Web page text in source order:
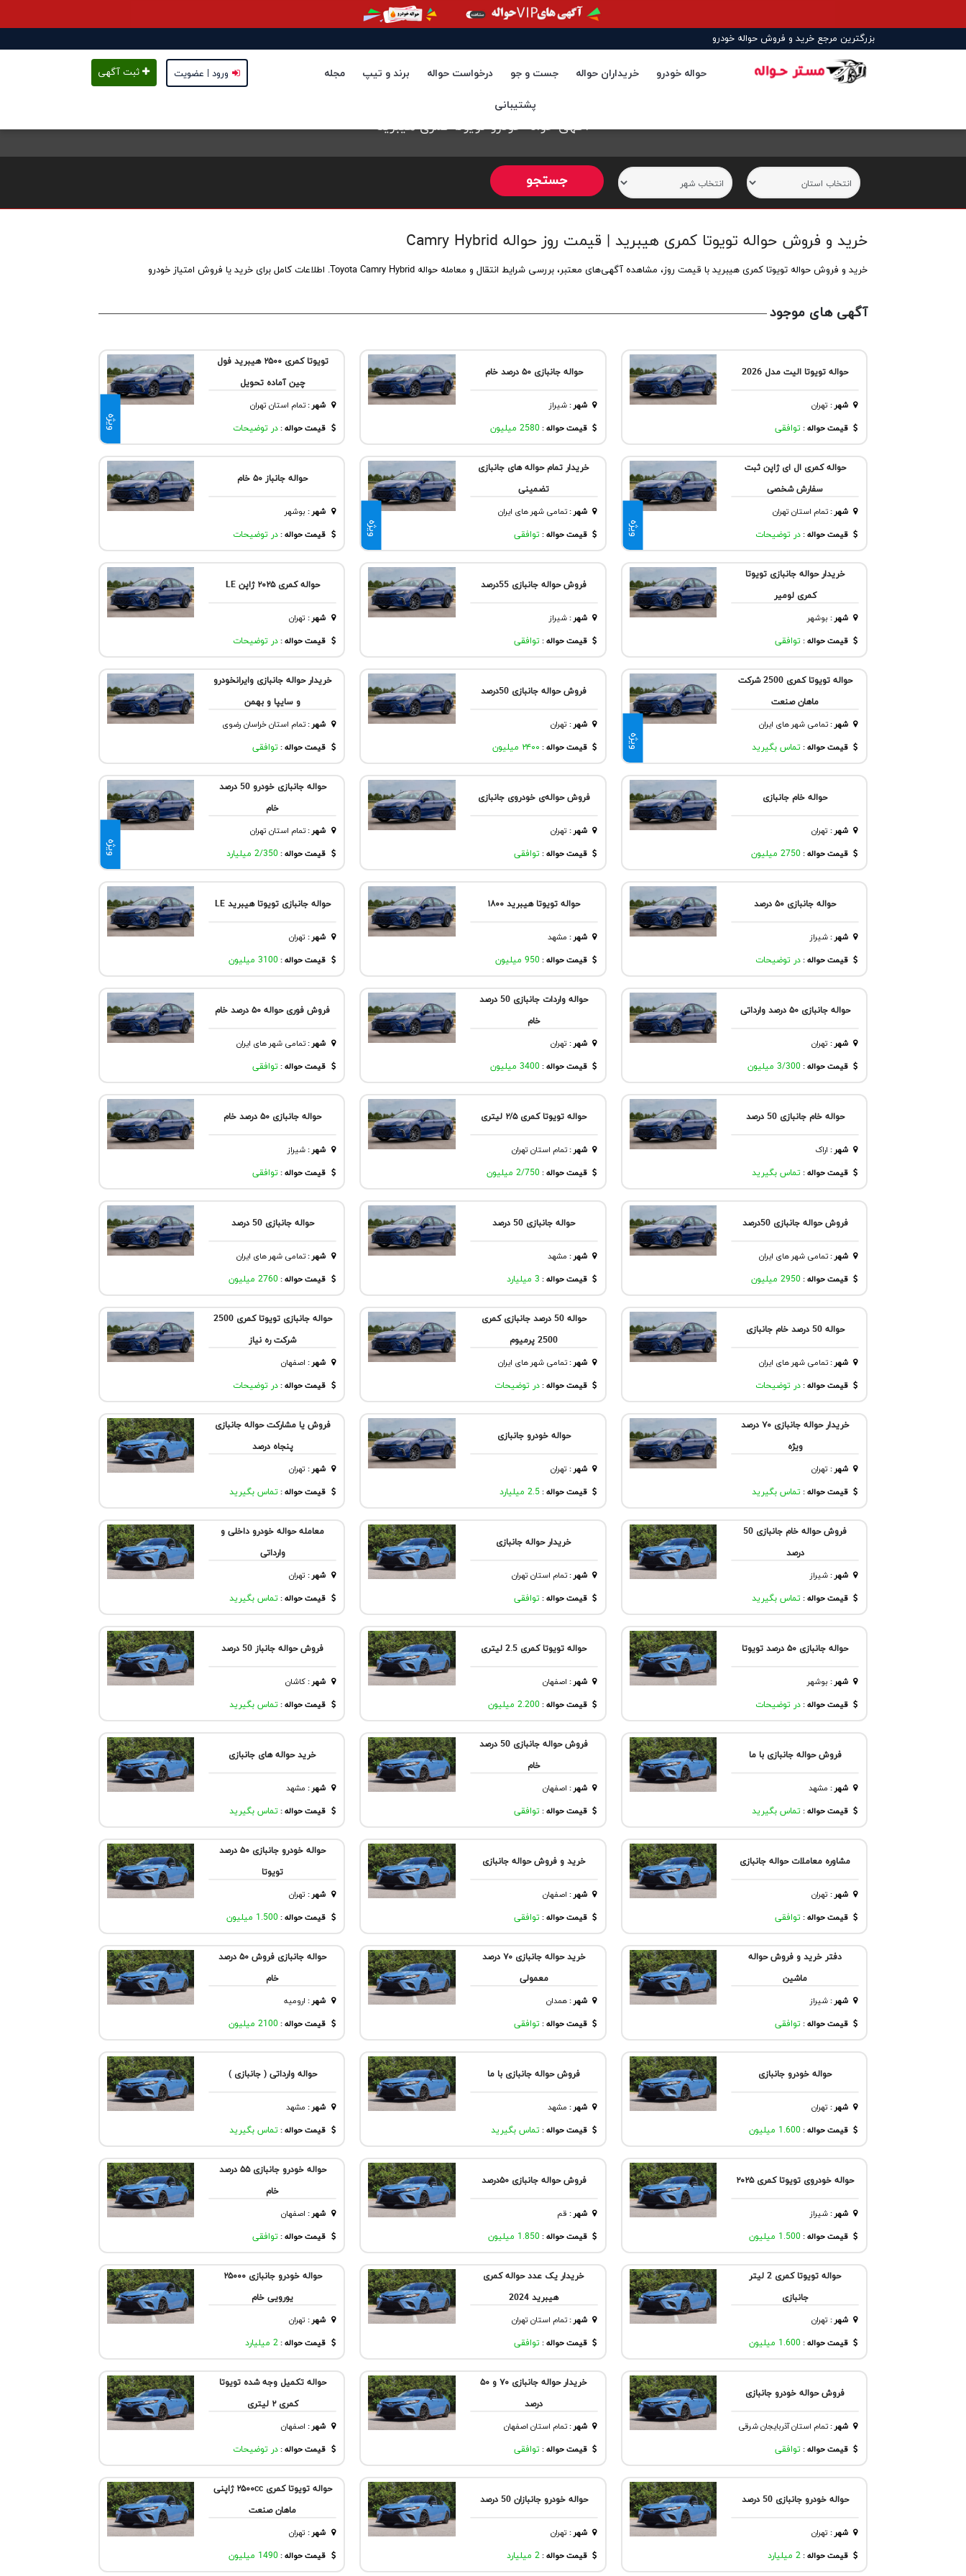
بزرگترین مرجع خرید و فروش حواله خودرو
ثبت آگهی ورود | عضویت حواله خودرو خریداران حواله جست و جو درخواست حواله برند و تیپ مجله
پشتیبانی
آگهی حواله خودرو تویوتا کمری هیبرید
خرید و فروش حواله تویوتا کمری هیبرید | قیمت روز حواله Camry Hybrid
خرید و فروش حواله تویوتا کمری هیبرید با قیمت روز، مشاهده آگهی‌های معتبر، بررسی شرایط انتقال و معامله حواله Toyota Camry Hybrid. اطلاعات کامل برای خرید یا فروش امتیاز خودرو
آگهی های موجود
حواله تویوتا الیت مدل 2026
شهر: تهران
قیمت حواله : توافقی
حواله جانبازی ۵۰ درصد خام
شهر:شيراز
قیمت حواله : 2580 میلیون ویژه
تویوتا کمری ۲۵۰۰ هیبرید فول
چین آماده تحویل
شهر :تمام استان تهران
قیمت حواله :در توضیحات
ویژه
حواله کمری ال ای ژاپن ثبت
سفارش شخصی
شهر:تمام استان تهران
قیمت حواله :در توضیحات ویژه
خریدار تمام حواله های جانبازی
تضمینی
شهر:تمامی شهر های ایران
قیمت حواله : توافقی
حواله جانباز ۵۰ خام
شهر : بوشهر
قیمت حواله :در توضیحات
خریدار حواله جانبازی تویوتا
کمری لومیر
شهر: بوشهر
قیمت حواله : توافقی
فروش حواله جانبازی 55درصد
شهر:شيراز
قیمت حواله : توافقی
حواله کمری ۲۰۲۵ ژاپن LE
شهر : تهران
قیمت حواله :در توضیحات
ویژه
حواله تویوتا کمری 2500 شرکت
ماهان صنعت
شهر:تمامی شهر های ایران
قیمت حواله : تماس بگیرید
فروش حواله جانبازی 50درصد
شهر: تهران
قیمت حواله : ۲۴۰۰ میلیون
خریدار حواله جانبازی و‌ایرانخودرو
و سایپا و بهمن
شهر :تمام استان خراسان رضوی
قیمت حواله : توافقی
حواله خام جانبازی
شهر: تهران
قیمت حواله : 2750 میلیون
فروش حواله‌ی خودروی جانبازی
شهر: تهران
قیمت حواله : توافقی ویژه
حواله جانبازی خودرو 50 درصد
خام
شهر :تمام استان تهران
قیمت حواله : 2/350 میلیارد
حواله جانبازی ۵۰ درصد
شهر:شيراز
قیمت حواله :در توضیحات
حواله تویوتا هیبرید ۱۸۰۰
شهر: مشهد
قیمت حواله : 950 میلیون
حواله جانبازی تویوتا هیبرید LE
شهر : تهران
قیمت حواله : 3100 میلیون
حواله جانبازی ۵۰ درصد وارداتی
شهر: تهران
قیمت حواله : 3/300 میلیون
حواله واردات جانبازی 50 درصد
خام
شهر: تهران
قیمت حواله : 3400 میلیون
فروش فوری حواله ۵۰ درصد خام
شهر :تمامی شهر های ایران
قیمت حواله : توافقی
حواله خام جانبازی 50 درصد
شهر: اراک
قیمت حواله : تماس بگیرید
حواله تویوتا کمری ۲/۵ لیتری
شهر:تمام استان تهران
قیمت حواله : 2/750 میلیون
حواله جانبازی ۵۰ درصد خام
شهر :شيراز
قیمت حواله : توافقی
فروش حواله جانبازی 50درصد
شهر:تمامی شهر های ایران
قیمت حواله : 2950 میلیون
حواله جانبازی 50 درصد
شهر: مشهد
قیمت حواله : 3 میلیارد
حواله جانبازی 50 درصد
شهر :تمامی شهر های ایران
قیمت حواله : 2760 میلیون
حواله 50 درصد خام جانبازی
شهر:تمامی شهر های ایران
قیمت حواله :در توضیحات
حواله 50 درصد جانبازی کمری
2500 پرمیوم
شهر:تمامی شهر های ایران
قیمت حواله :در توضیحات
حواله جانبازی تویوتا کمری 2500
شرکت ره نیاز
شهر : اصفهان
قیمت حواله :در توضیحات
خریدار حواله جانبازی ۷۰ درصد
ویژه
شهر: تهران
قیمت حواله : تماس بگیرید
حواله خودرو جانبازی
شهر: تهران
قیمت حواله :2.5 میلیارد
فروش یا مشارکت حواله جانبازی
پنجاه درصد
شهر : تهران
قیمت حواله : تماس بگیرید
فروش حواله خام جانبازی 50
درصد
شهر:شيراز
قیمت حواله : تماس بگیرید
خریدار حواله جانبازی
شهر:تمام استان تهران
قیمت حواله : توافقی
معامله حواله خودرو داخلی و
وارداتی
شهر : تهران
قیمت حواله : تماس بگیرید
حواله جانبازی ۵۰ درصد تویوتا
شهر: بوشهر
قیمت حواله :در توضیحات
حواله تویوتا کمری 2.5 لیتری
شهر: اصفهان
قیمت حواله : 2.200 میلیون
فروش حواله جانباز 50 درصد
شهر :كاشان
قیمت حواله : تماس بگیرید
فروش حواله جانبازی با ما
شهر: مشهد
قیمت حواله : تماس بگیرید
فروش حواله جانبازی 50 درصد
خام
شهر: اصفهان
قیمت حواله : توافقی
خرید حواله های جانبازی
شهر : مشهد
قیمت حواله : تماس بگیرید
مشاوره معاملات حواله جانبازی
شهر: تهران
قیمت حواله : توافقی
خرید و فروش حواله جانبازی
شهر: اصفهان
قیمت حواله : توافقی
حواله خودرو جانبازی ۵۰ درصد
تویوتا
شهر : تهران
قیمت حواله : 1.500 میلیون
دفتر خرید و فروش حواله
ماشین
شهر:شيراز
قیمت حواله : توافقی
خرید حواله جانبازی ۷۰ درصد
معمولی
شهر:همدان
قیمت حواله : توافقی
حواله جانبازی فروش ۵۰ درصد
خام
شهر : اروميه
قیمت حواله : 2100 میلیون
حواله خودرو جانبازی
شهر: تهران
قیمت حواله : 1.600 میلیون
فروش حواله جانبازی با ما
شهر: مشهد
قیمت حواله : تماس بگیرید
حواله وارداتی ( جانبازی )
شهر : مشهد
قیمت حواله : تماس بگیرید
حواله خودروی تویوتا کمری ۲۰۲۵
شهر:شيراز
قیمت حواله : 1.500 میلیون
فروش حواله جانبازی ۵۰درصد
شهر: قم
قیمت حواله : 1.850 میلیون
حواله خودرو جانبازی ۵۵ درصد
خام
شهر : اصفهان
قیمت حواله : توافقی
حواله تویوتا کمری 2 لیتر
جانبازی
شهر: تهران
قیمت حواله : 1.600 میلیون
خریدار یک عدد حواله کمری
هیبرید 2024
شهر:تمام استان تهران
قیمت حواله : توافقی
حواله خودرو جانبازی ۲۵۰۰۰
یورویی خام
شهر : تهران
قیمت حواله :2 میلیارد
فروش حواله خودرو جانبازى
شهر:تمام استان آذربایجان شرقی
قیمت حواله : توافقی
خریدار حواله جانبازی ۷۰ و ۵۰
درصد
شهر:تمام استان اصفهان
قیمت حواله : توافقی
حواله تکمیل وجه شده تویوتا
کمری ۲ لیتری
شهر : اصفهان
قیمت حواله :در توضیحات
حواله‌ خودرو جانبازی 50 درصد
شهر: تهران
قیمت حواله :2 میلیارد
حواله خودرو جانبازان 50 درصد
شهر: تهران
قیمت حواله :2 میلیارد
حواله تویوتا کمری ۲۵۰۰cc ژاپنی
ماهان صنعت
شهر : تهران
قیمت حواله : 1490 میلیون